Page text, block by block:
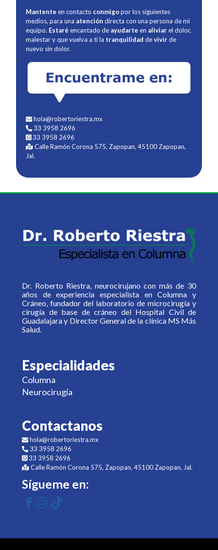
Mantente en contacto conmigopor los siguientes
medios, para una atención directa con una persona de mi
equipo. Estaré encantado de ayudarte en aliviarel dolor,
malestar y que vuelva a ti la tranquilidad devivirde
nuevo sin dolor.
hola@robertoriestra.mx
33 3958 2696
33 3958 2696
Calle Ramón Corona 575, Zapopan, 45100 Zapopan,
Jal.
Dr. Roberto Riestra, neurocirujano con más de 30
años de experiencia especialista en Columna y
Cráneo, fundador del laboratorio de microcirugía y
cirugía de base de cráneo del Hospital Civil de
Guadalajara y Director General de la clínica MS Más
Salud.
Especialidades
Columna
Neurocirugía
Contactanos
hola@robertoriestra.mx
33 3958 2696
33 3958 2696
Calle Ramón Corona 575, Zapopan, 45100 Zapopan, Jal.
Sígueme en: